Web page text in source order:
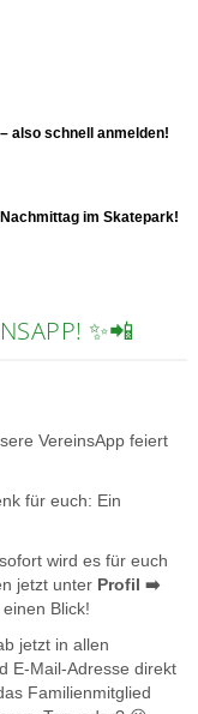
also schnell anmelden!
im Skatepark!
✨📲
VereinsApp feiert
für euch: Ein
wird es für euch
jetzt unter Profil ➡️
Blick!
jetzt in allen
E-Mail-Adresse direkt
Familienmitglied